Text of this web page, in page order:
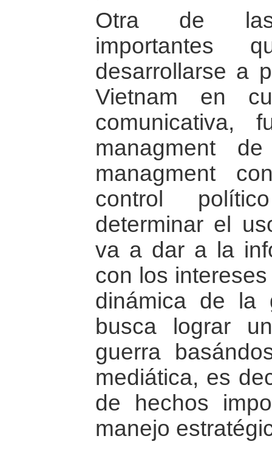
Otra de las
importantes
desarrollarse a
Vietnam en
managment
managment
control
determinar el
va a dar a la
con los
dinámica de
busca lograr
guerra
mediática, es
de hechos
manejo